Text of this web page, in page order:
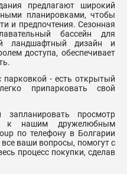
предлагают широкий
планировками, чтобы
и предпочтения. Сезонная
бассейн для
ландшафтный дизайн и
доступа, обеспечивает
парковкой - есть открытый
припарковать свой
просмотр
к нашим дружелюбным
по телефону в Болгарии
ваши вопросы, помогут с
процесс покупки, сделав